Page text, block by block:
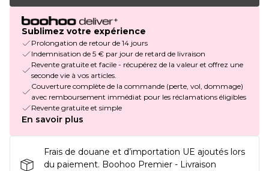
Sublimez votre expérience
Prolongation de retour de 14 jours
Indemnisation de 5 € par jour de retard de livraison
Revente gratuite et facile - récupérez de la valeur et offrez une
seconde vie à vos articles.
Couverture complète de la commande (perte, vol, dommage)
avec remboursement immédiat pour les réclamations éligibles
Revente gratuite et simple
En savoir plus
Frais de douane et d’importation UE ajoutés lors
du paiement. Boohoo Premier - Livraison